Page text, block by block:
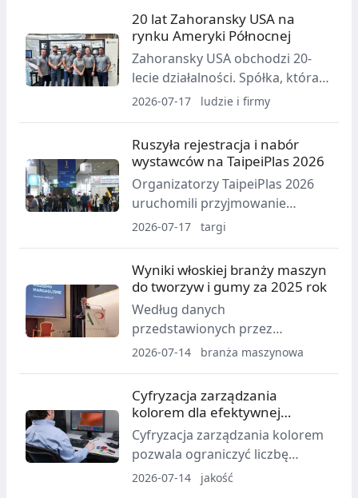
potwierdziła prognozy roczne
mimo niepewności
makroekonomicznej i wpływu
różnic kursowych.
20 lat Zahoransky USA na
rynku Ameryki Północnej
Zahoransky USA obchodzi 20-
lecie działalności. Spółka, która
rozwinęła się z
do niezależnej spółki zależnej z
zapleczem serwisowym i
częściami zamiennymi,
podsumowuje rozwój swojej
obecności w USA i Kanadzie.
2026-07-17 ludzie i firmy
Ruszyła rejestracja i nabór
wystawców na TaipeiPlas 2026
Organizatorzy TaipeiPlas 2026
uruchomili przyjmowanie
zgłoszeń wystawców oraz
odbędzie się 15–19 września
2026 roku w Taipei Nangang
Exhibition Center i skoncentruje
się na inteligentnej produkcji,
materiałach innowacyjnych oraz
zrównoważonym rozwoju.
2026-07-17 targi
Wyniki włoskiej branży maszyn
do tworzyw i gumy za 2025 rok
Według danych
przedstawionych przez
Amaplast obroty włoskiej branży
spadły w 2025 roku o 4,2% do
4,62 mld euro. Eksport,
odpowiadający za 73%
sprzedaży, obniżył się o 5% po
czterech latach wzrostów.
2026-07-14 branża maszynowa
Cyfryzacja zarządzania
kolorem dla efektywnej
produkcji tworzyw
Cyfryzacja zarządzania kolorem
pozwala ograniczyć liczbę
fizycznych próbek, skrócić
2026-07-14 jakość